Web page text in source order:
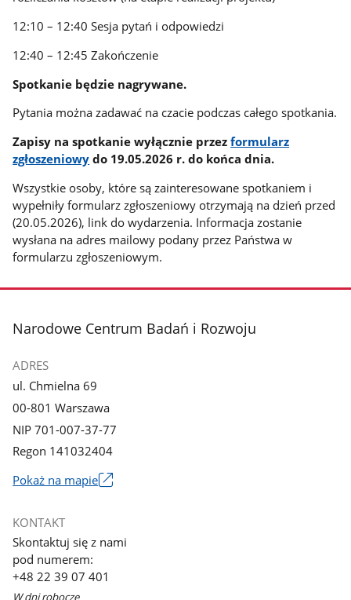
12:10 – 12:40 Sesja pytań i odpowiedzi
12:40 – 12:45 Zakończenie
Spotkanie będzie nagrywane.
Pytania można zadawać na czacie podczas całego spotkania.
Zapisy na spotkanie wyłącznie przezformularz
zgłoszeniowy do 19.05.2026 r. do końca dnia.
Wszystkie osoby, które są zainteresowane spotkaniem i
wypełniły formularz zgłoszeniowy otrzymają na dzień przed
(20.05.2026), link do wydarzenia. Informacja zostanie
wysłana na adres mailowy podany przez Państwa w
formularzu zgłoszeniowym.
stopka
Narodowe Centrum Badań i Rozwoju
ADRES
ul. Chmielna 69
00-801 Warszawa
NIP 701-007-37-77
Regon 141032404
Pokaż na mapie
się
w
nowym
oknie
KONTAKT
Skontaktuj się z nami
pod numerem:
+48 22 39 07 401
W dni robocze